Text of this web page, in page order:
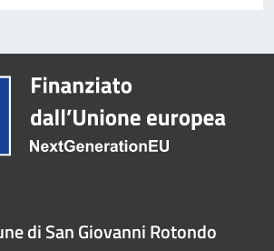
di San Giovanni Rotondo